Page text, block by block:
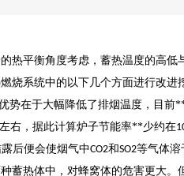
平衡角度考虑，蓄热温度的高
烧系统中的以下几个方面进行改进
势在于大幅降低了排烟温度，目前
右，据此计算炉子节能率**少约在
后便会使烟气中CO2和SO2等气体溶
热体中，对蜂窝体的危害更大